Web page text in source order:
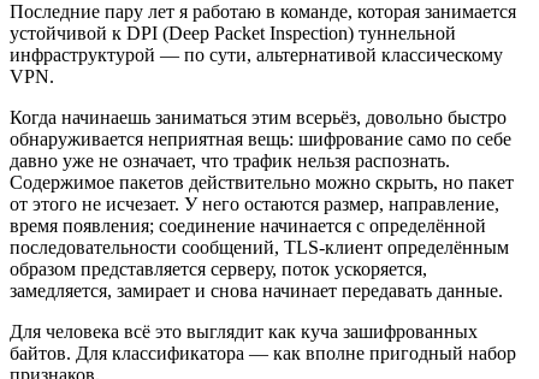
Последние пару лет я работаю в команде, которая занимается
устойчивой к DPI (Deep Packet Inspection) туннельной
инфраструктурой — по сути, альтернативой классическому
VPN.
Когда начинаешь заниматься этим всерьёз, довольно быстро
обнаруживается неприятная вещь: шифрование само по себе
давно уже не означает, что трафик нельзя распознать.
Содержимое пакетов действительно можно скрыть, но пакет
от этого не исчезает. У него остаются размер, направление,
время появления; соединение начинается с определённой
последовательности сообщений, TLS-клиент определённым
образом представляется серверу, поток ускоряется,
замедляется, замирает и снова начинает передавать данные.
Для человека всё это выглядит как куча зашифрованных
байтов. Для классификатора — как вполне пригодный набор